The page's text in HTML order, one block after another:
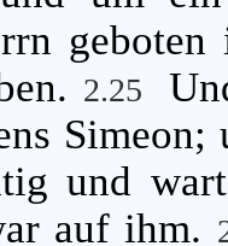
2.25
und
auf ihm.